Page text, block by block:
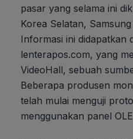
pasar yang selama ini
Korea Selatan,
Informasi ini didapatkan
lenterapos.com, yang
VideoHall, sebuah
Beberapa produsen
telah mulai menguji
menggunakan panel